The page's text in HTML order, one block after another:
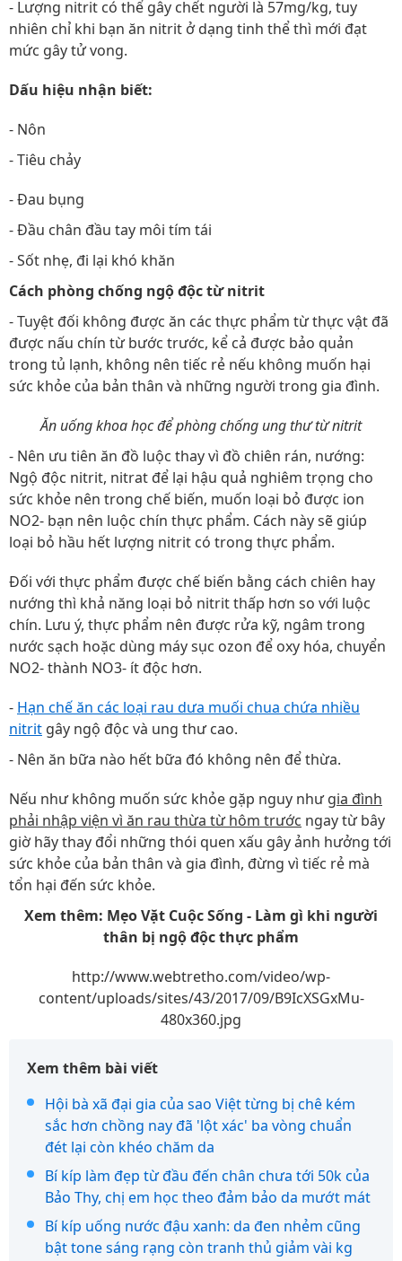
- Lượng nitrit có thể gây chết người là 57mg/kg, tuy
nhiên chỉ khi bạn ăn nitrit ở dạng tinh thể thì mới đạt
mức gây tử vong.
Dấu hiệu nhận biết:
- Nôn
- Tiêu chảy
- Đau bụng
- Đầu chân đầu tay môi tím tái
- Sốt nhẹ, đi lại khó khăn
Cách phòng chống ngộ độc từ nitrit
- Tuyệt đối không được ăn các thực phẩm từ thực vật đã
được nấu chín từ bước trước, kể cả được bảo quản
trong tủ lạnh, không nên tiếc rẻ nếu không muốn hại
sức khỏe của bản thân và những người trong gia đình.
Ăn uống khoa học để phòng chống ung thư từ nitrit
- Nên ưu tiên ăn đồ luộc thay vì đồ chiên rán, nướng:
Ngộ độc nitrit, nitrat để lại hậu quả nghiêm trọng cho
sức khỏe nên trong chế biến, muốn loại bỏ được ion
NO2- bạn nên luộc chín thực phẩm. Cách này sẽ giúp
loại bỏ hầu hết lượng nitrit có trong thực phẩm.
Đối với thực phẩm được chế biến bằng cách chiên hay
nướng thì khả năng loại bỏ nitrit thấp hơn so với luộc
chín. Lưu ý, thực phẩm nên được rửa kỹ, ngâm trong
nước sạch hoặc dùng máy sục ozon để oxy hóa, chuyển
NO2- thành NO3- ít độc hơn.
- Hạn chế ăn các loại rau dưa muối chua chứa nhiều
nitrit gây ngộ độc và ung thư cao.
- Nên ăn bữa nào hết bữa đó không nên để thừa.
Nếu như không muốn sức khỏe gặp nguy nhưgia đình
phải nhập viện vì ăn rau thừa từ hôm trước ngay từ bây
giờ hãy thay đổi những thói quen xấu gây ảnh hưởng tới
sức khỏe của bản thân và gia đình, đừng vì tiếc rẻ mà
tổn hại đến sức khỏe.
Xem thêm: Mẹo Vặt Cuộc Sống - Làm gì khi người
thân bị ngộ độc thực phẩm
http://www.webtretho.com/video/wp-
content/uploads/sites/43/2017/09/B9IcXSGxMu-
480x360.jpg
Xem thêm bài viết
Hội bà xã đại gia của sao Việt từng bị chê kém
sắc hơn chồng nay đã 'lột xác' ba vòng chuẩn
đét lại còn khéo chăm da
Bí kíp làm đẹp từ đầu đến chân chưa tới 50k của
Bảo Thy, chị em học theo đảm bảo da mướt mát
Bí kíp uống nước đậu xanh: da đen nhẻm cũng
bật tone sáng rạng còn tranh thủ giảm vài kg